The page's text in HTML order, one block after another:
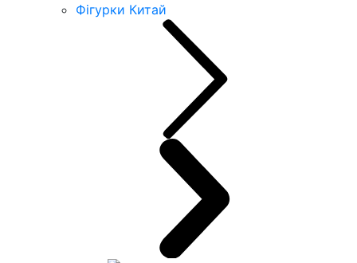
Фігурки Китай